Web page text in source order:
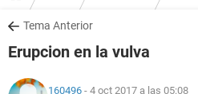
SALUD
FAMILIA
Tema Anterior
Erupcion en la vulva
160496 - 4 oct 2017 a las 05:08